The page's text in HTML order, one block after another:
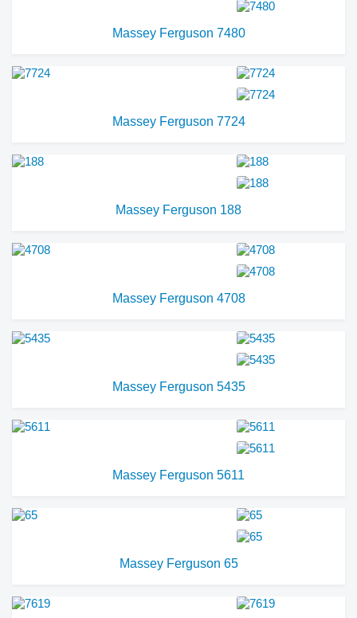
Massey Ferguson 7480
Massey Ferguson 7724
Massey Ferguson 188
Massey Ferguson 4708
Massey Ferguson 5435
Massey Ferguson 5611
Massey Ferguson 65